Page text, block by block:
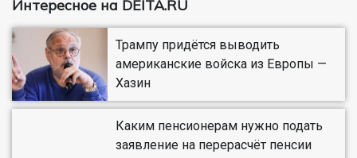
Интересное на DEITA.RU
Трампу придётся выводить
американские войска из Европы —
Хазин
Каким пенсионерам нужно подать
заявление на перерасчёт пенсии